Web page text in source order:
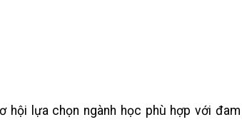
hội lựa chọn ngành học phù hợp với